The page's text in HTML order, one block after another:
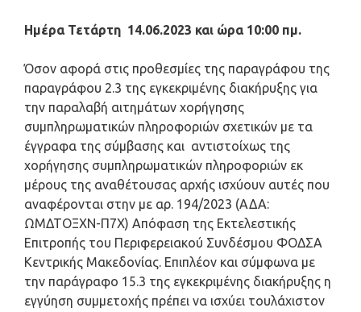
Ημέρα Τετάρτη 14.06.2023 και ώρα 10:00 πμ.
Όσον αφορά στις προθεσμίες της παραγράφου της
παραγράφου 2.3 της εγκεκριμένης διακήρυξης για
την παραλαβή αιτημάτων χορήγησης
συμπληρωματικών πληροφοριών σχετικών με τα
έγγραφα της σύμβασης και αντιστοίχως της
χορήγησης συμπληρωματικών πληροφοριών εκ
μέρους της αναθέτουσας αρχής ισχύουν αυτές που
αναφέρονται στην με αρ. 194/2023 (ΑΔΑ:
ΩΜΔΤΟΞΧΝ-Π7Χ) Απόφαση της Εκτελεστικής
Επιτροπής του Περιφερειακού Συνδέσμου ΦΟΔΣΑ
Κεντρικής Μακεδονίας. Επιπλέον και σύμφωνα με
την παράγραφο 15.3 της εγκεκριμένης διακήρυξης η
εγγύηση συμμετοχής πρέπει να ισχύει τουλάχιστον